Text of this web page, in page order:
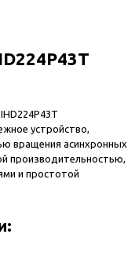
устройство,
вращения асинхронных
производительностью,
и простотой